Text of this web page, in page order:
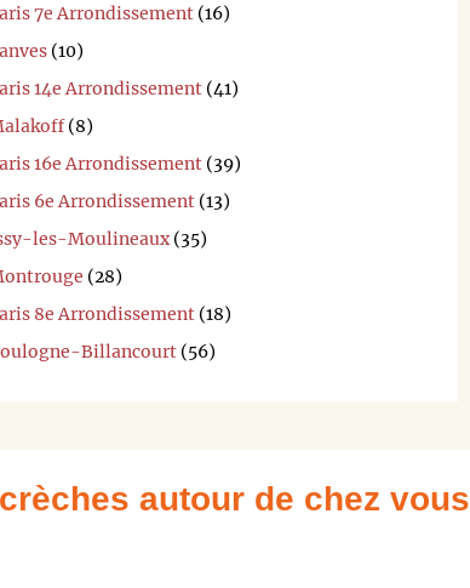
7e Arrondissement (16)
(10)
14e Arrondissement (41)
(8)
16e Arrondissement (39)
6e Arrondissement (13)
les-Moulineaux (35)
(28)
8e Arrondissement (18)
Billancourt (56)
autour de chez vous